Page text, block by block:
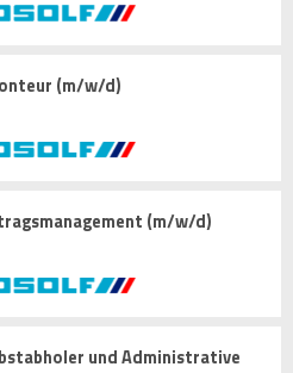
(m/w/d)
(m/w/d)
und Administrative